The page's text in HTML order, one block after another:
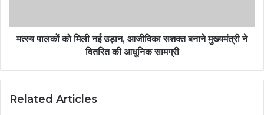
मत्स्य पालकों को मिली नई उड़ान, आजीविका सशक्त बनाने मुख्यमंत्री ने
वितरित की आधुनिक सामग्री
Related Articles